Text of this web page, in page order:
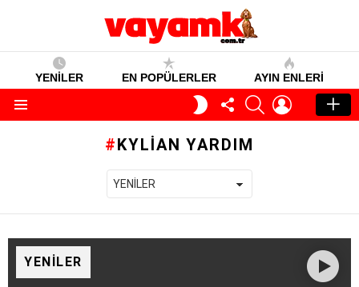
YENİLER EN POPÜLERLER AYIN ENLERI
GECE
MODU
TAKIP
ET
SEARCHGIRIŞ
KYLIAN YARDIM
YENILER